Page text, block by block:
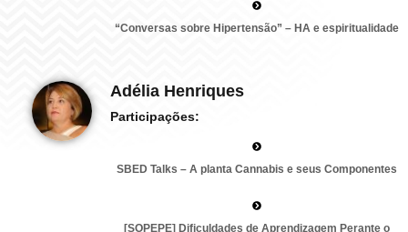
“Conversas sobre Hipertensão” – HA e espiritualidade
Adélia Henriques
Participações:
SBED Talks – A planta Cannabis e seus Componentes
[SOPEPE] Dificuldades de Aprendizagem Perante o